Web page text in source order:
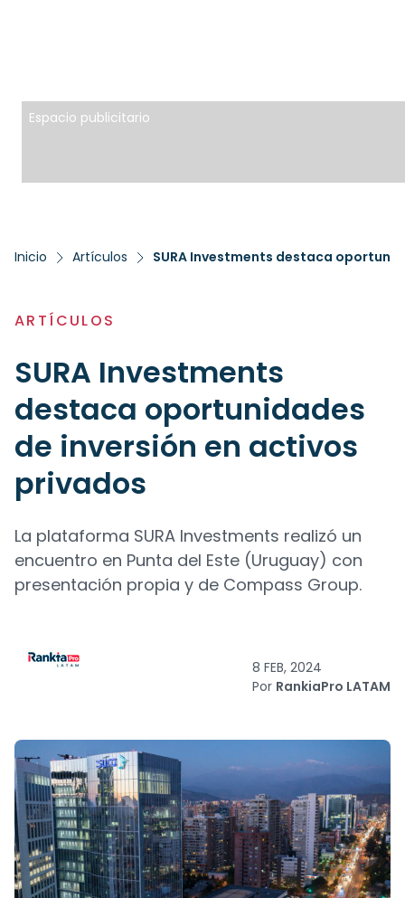
Espacio publicitario
Inicio Artículos SURA Investments destaca
ARTÍCULOS
SURA Investments
destaca oportunidades
de inversión en activos
privados
La plataforma SURA Investments realizó un
encuentro en Punta del Este (Uruguay) con
presentación propia y de Compass Group.
8 FEB, 2024
Por RankiaPro LATAM